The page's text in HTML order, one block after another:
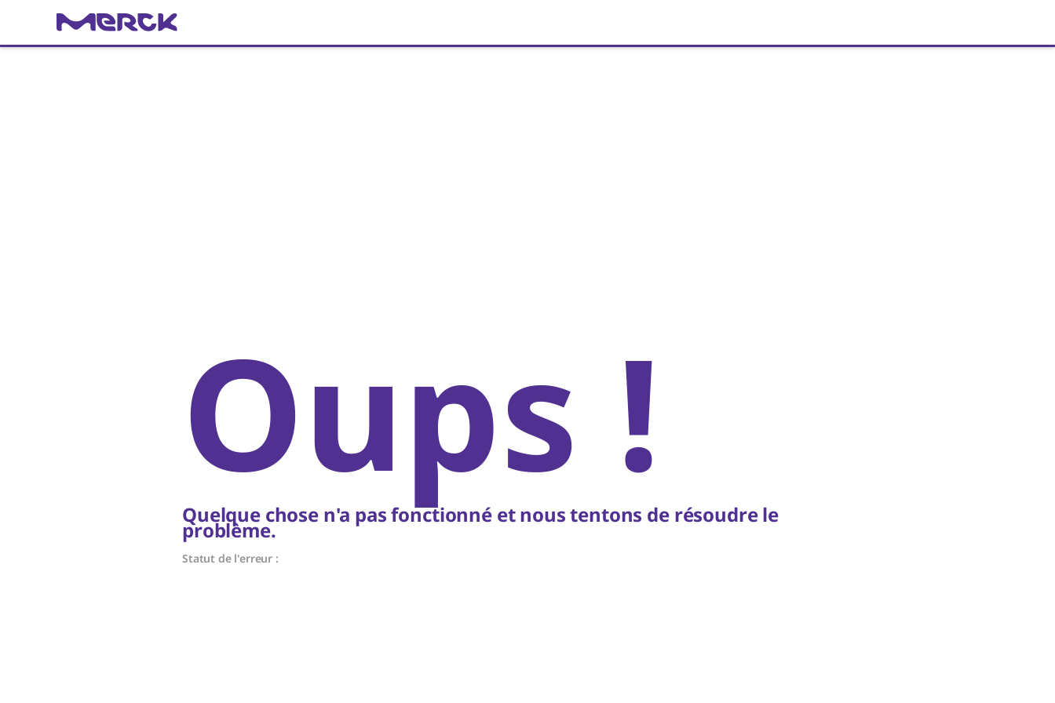
Oups !
Quelque chose n'a pas fonctionné et nous tentons de résoudre le
problème.
Statut de l'erreur :